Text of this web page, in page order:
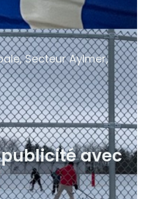
Secteur Aylmer,
avec